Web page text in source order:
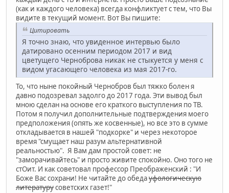
(как и каждого человека) всегда конфликтует с тем, что Вы
видите в текущий момент. Вот Вы пишите:
Цитировать
Я точно знаю, что увиденное интервью было
датировано осенним периодом 2017 и вид
цветущего Черноброва никак не стыкуется у меня с
видом угасающего человека из мая 2017-го.
То, что ныне покойный Чернобров был тяжко болен я
давно подозревал задолго до 2017 года. Эти вывод был
мною сделан на основе его краткого выступления по ТВ.
Потом я получил дополнительные подтверждения моего
предположения (опять же косвенные), но все это в сумме
откладывается в нашей "подкорке" и через некоторое
время "смущает наш разум альтернативной
реальностью". Я Вам дам простой совет: не
"заморачивайтесь" и просто живите спокойно. Оно того не
стОит. И как советовал профессор Преображенский : "И
Боже Вас сохрани! Не читайте до обедауфологическую
литературусоветских газет!"